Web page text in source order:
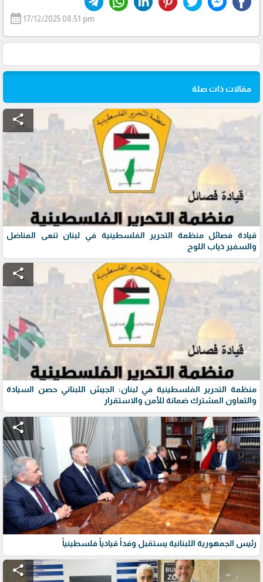
calendar_month 17/12/2025 08:51 pm
مقالات ذات صلة
share
قيادة فصائل منظمة التحرير الفلسطينية في لبنان تنعى المناضل
والسفير ذياب اللوح
share
منظمة التحرير الفلسطينية في لبنان: الجيش اللبناني حصن السيادة
والتعاون المشترك ضمانة للأمن والاستقرار
share
رئيس الجمهورية اللبنانية يستقبل وفداً قيادياً فلسطينياً
share